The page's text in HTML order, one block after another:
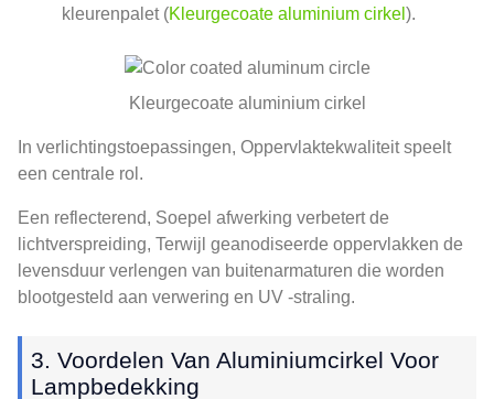
kleurenpalet (Kleurgecoate aluminium cirkel ).
Kleurgecoate aluminium cirkel
In verlichtingstoepassingen, Oppervlaktekwaliteit speelt
een centrale rol.
Een reflecterend, Soepel afwerking verbetert de
lichtverspreiding, Terwijl geanodiseerde oppervlakken de
levensduur verlengen van buitenarmaturen die worden
blootgesteld aan verwering en UV -straling.
3. Voordelen Van Aluminiumcirkel Voor
Lampbedekking